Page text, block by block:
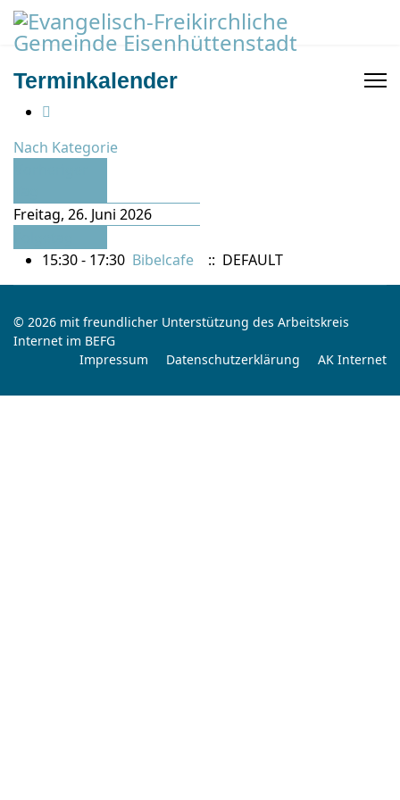
Terminkalender
Nach Kategorie
Freitag, 26. Juni 2026
15:30 - 17:30 Bibelcafe :: DEFAULT
© 2026 mit freundlicher Unterstützung des Arbeitskreis
Internet im BEFG
Impressum
Datenschutzerklärung AK Internet